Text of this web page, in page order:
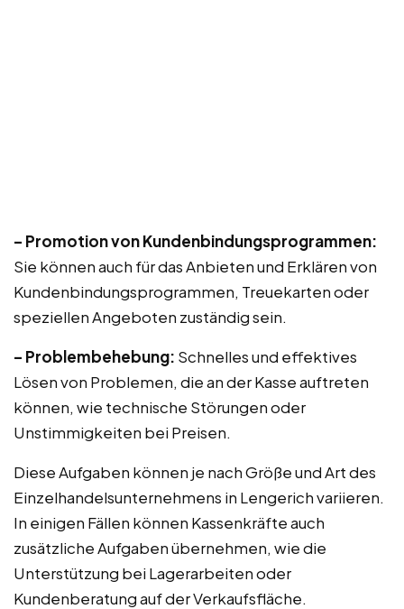
– Promotion von Kundenbindungsprogrammen:
Sie können auch für das Anbieten und Erklären von
Kundenbindungsprogrammen, Treuekarten oder
speziellen Angeboten zuständig sein.
– Problembehebung: Schnelles und effektives
Lösen von Problemen, die an der Kasse auftreten
können, wie technische Störungen oder
Unstimmigkeiten bei Preisen.
Diese Aufgaben können je nach Größe und Art des
Einzelhandelsunternehmens in Lengerich variieren.
In einigen Fällen können Kassenkräfte auch
zusätzliche Aufgaben übernehmen, wie die
Unterstützung bei Lagerarbeiten oder
Kundenberatung auf der Verkaufsfläche.